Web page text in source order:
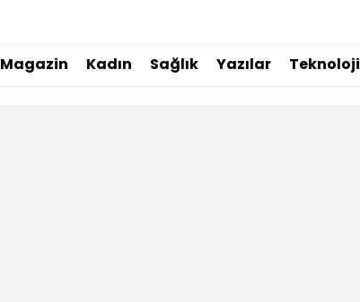
Magazin Kadın Sağlık Yazılar Teknoloji